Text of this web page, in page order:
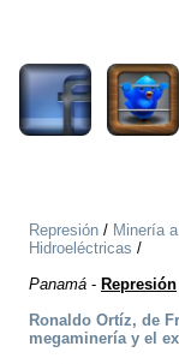
Represión / Minería
Hidroeléctricas /
Panamá - Represión
Ronaldo Ortíz, de
megaminería y el